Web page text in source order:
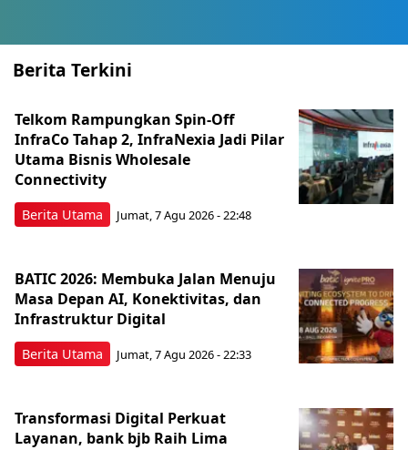
Berita Terkini
Berita Utama
Telkom Rampungkan Spin-Off
InfraCo Tahap 2, InfraNexia Jadi Pilar
Utama Bisnis Wholesale
Connectivity
Jumat, 7 Agu 2026 - 22:48
Berita Utama
BATIC 2026: Membuka Jalan Menuju
Masa Depan AI, Konektivitas, dan
Infrastruktur Digital
Jumat, 7 Agu 2026 - 22:33
Transformasi Digital Perkuat
Layanan, bank bjb Raih Lima